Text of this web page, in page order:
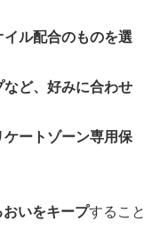
ル配合のものを選
など、好みに合わせ
ートゾーン専用保
いをキープすること